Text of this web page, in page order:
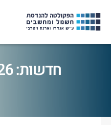
חדשות: 22.06.2026